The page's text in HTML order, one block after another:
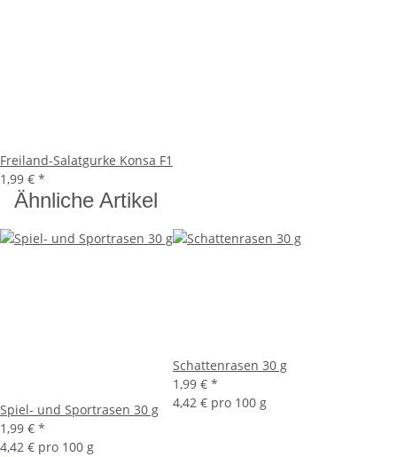
Freiland-Salatgurke Konsa F1
1,99 € *
Ähnliche Artikel
Spiel- und Sportrasen 30 g
1,99 € *
4,42 € pro 100 g
Schattenrasen 30 g
1,99 € *
4,42 € pro 100 g